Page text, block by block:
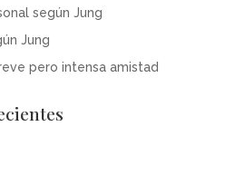
según Jung
Jung
pero intensa amistad